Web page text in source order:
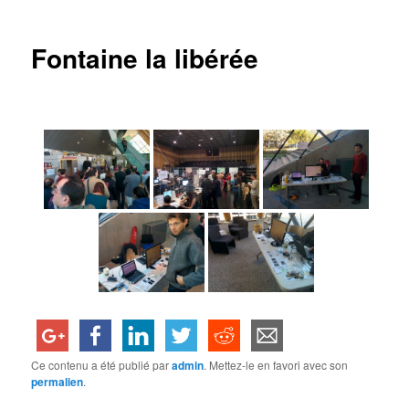
Fontaine la libérée
Ce contenu a été publié paradmin. Mettez-le en favori avec son
permalien.